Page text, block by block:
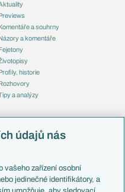
a souhrny
a komentáře
historie
a analýzy
údajů nás
vašeho zařízení osobní
jedinečné identifikátory, a